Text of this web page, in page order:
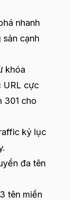
nhanh
cạnh
khóa
URL cực
301 cho
kỷ lục
đa tên
tên miền